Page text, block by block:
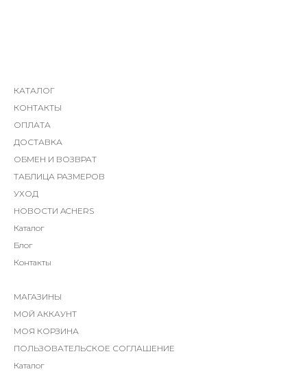
КАТАЛОГ
КОНТАКТЫ
ОПЛАТА
ДОСТАВКА
ОБМЕН И ВОЗВРАТ
ТАБЛИЦА РАЗМЕРОВ
УХОД
НОВОСТИ ACHERS
Каталог
Блог
Контакты
МАГАЗИНЫ
МОЙ АККАУНТ
МОЯ КОРЗИНА
ПОЛЬЗОВАТЕЛЬСКОЕ СОГЛАШЕНИЕ
Каталог